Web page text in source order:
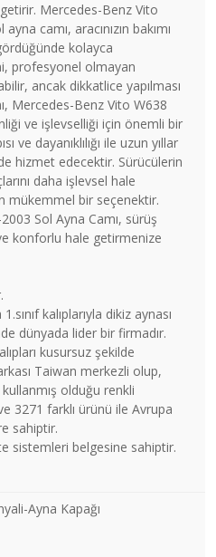
Mercedes-Benz Vito
camı, aracınızın bakımı
kolayca
profesyonel olmayan
ancak dikkatlice yapılması
Mercedes-Benz Vito W638
ve işlevselliği için önemli bir
ve dayanıklılığı ile uzun yıllar
hizmet edecektir. Sürücülerin
daha işlevsel hale
mükemmel bir seçenektir.
Sol Ayna Camı, sürüş
konforlu hale getirmenize
kalıplarıyla dikiz aynası
dünyada lider bir firmadır.
kusursuz şekilde
Taiwan merkezli olup,
olduğu renkli
3271 farklı ürünü ile Avrupa
sahiptir.
sistemleri belgesine sahiptir.
Ayna Kapağı